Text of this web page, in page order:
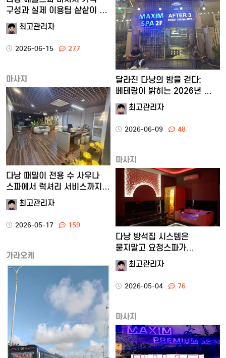
구성과 실제 이용팁 샅샅이 …
최고관리자
2026-06-15 277
달라진 다낭의 밤을 걷다:
베테랑이 밝히는 2026년 …
최고관리자
2026-06-09 48
마사지
다낭 때밀이 전용 수 사우나
스파에서 럭셔리 서비스까지…
최고관리자
2026-05-17 159
마사지
다낭 방석집 시스템은
묻지말고 요정스파가
해결합니다.
최고관리자
2026-05-04 76
가라오케
마사지